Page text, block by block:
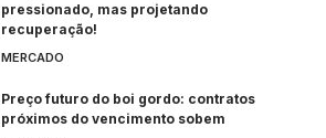
pressionado, mas projetando
recuperação!
MERCADO
Preço futuro do boi gordo: contratos
próximos do vencimento sobem